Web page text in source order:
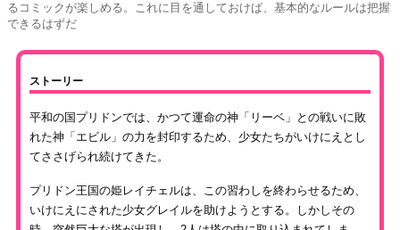
るコミックが楽しめる。これに目を通しておけば、基本的なルールは把握
できるはずだ
ストーリー
平和の国プリドンでは、かつて運命の神「リーベ」との戦いに敗
れた神「エビル」の力を封印するため、少女たちがいけにえとし
てささげられ続けてきた。
プリドン王国の姫レイチェルは、この習わしを終わらせるため、
いけにえにされた少女グレイルを助けようとする。しかしその